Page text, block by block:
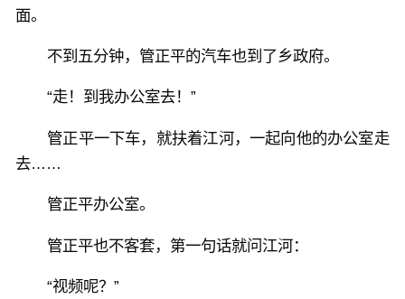
面。
不到五分钟，管正平的汽车也到了乡政府。
“走！到我办公室去！”
管正平一下车，就扶着江河，一起向他的办公室走
去……
管正平办公室。
管正平也不客套，第一句话就问江河：
“视频呢？”